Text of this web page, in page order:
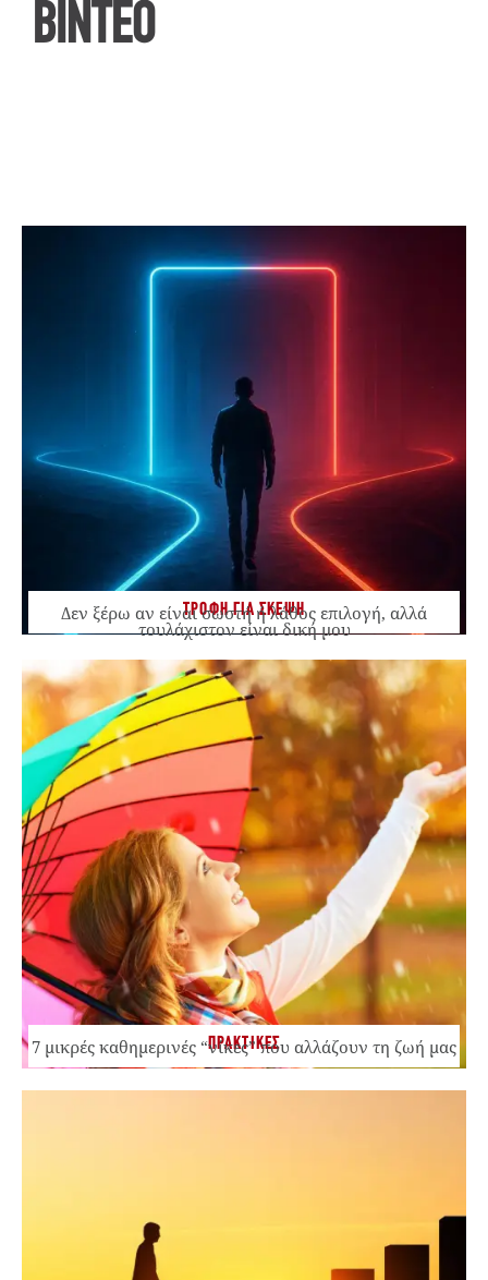
ΒΙΝΤΕΟ
ΤΡΟΦΗ ΓΙΑ ΣΚΕΨΗ
Δεν ξέρω αν είναι σωστή ή λάθος επιλογή, αλλά
τουλάχιστον είναι δική μου
ΠΡΑΚΤΙΚΕΣ
7 μικρές καθημερινές “νίκες” που αλλάζουν τη ζωή μας